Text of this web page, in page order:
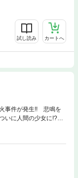
試し読み カートへ
事件が発生!! 悲鳴を
いに人間の少女に!?